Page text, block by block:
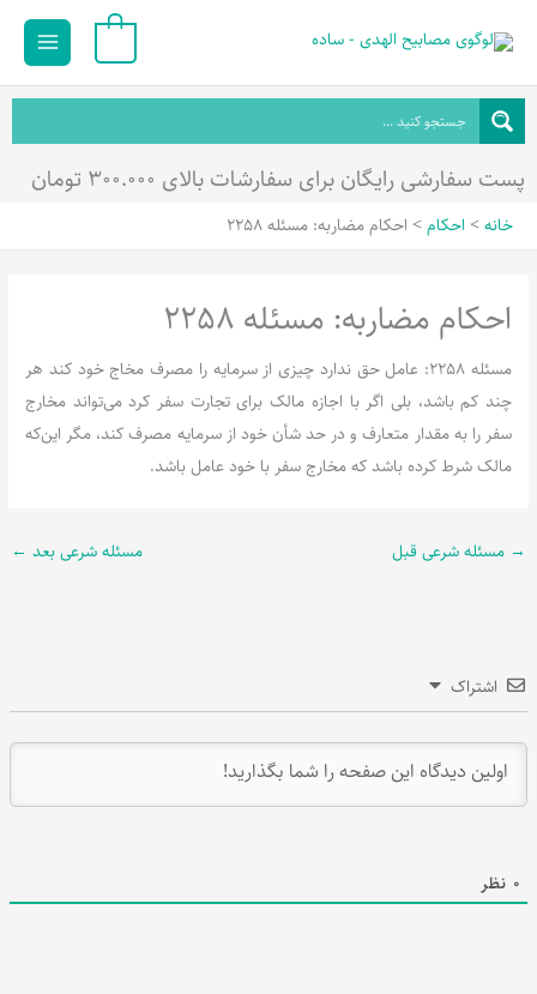
محتوا
Main
پست سفارشی رایگان برای سفارشات بالای ۳۰۰.۰۰۰ تومان
خانه احکام احکام مضاربه: مسئله 2258
احکام مضاربه: مسئله 2258
مسئله 2258: عامل حق ندارد چیزی از سرمایه را مصرف مخاج خود کند هر
چند کم باشد، بلی اگر با اجازه مالک برای تجارت سفر کرد می‌تواند مخارج
سفر را به مقدار متعارف و در حد شأن خود از سرمایه مصرف کند، مگر این‌که
مالک شرط کرده باشد که مخارج سفر با خود عامل باشد.
→ مسئله شرعی قبل مسئله شرعی بعد ←
اشتراک
0 نظر